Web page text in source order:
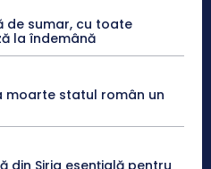
de sumar, cu toate
la îndemână
moarte statul român un
din Siria esenţială pentru